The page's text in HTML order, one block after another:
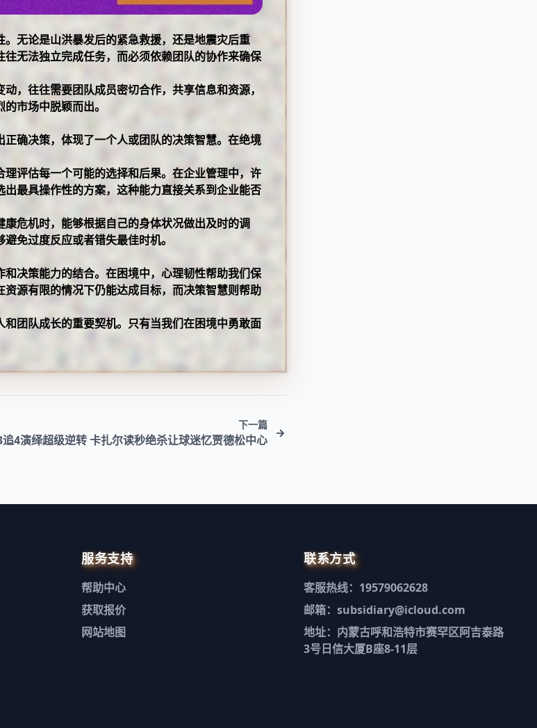
无论是山洪暴发后的紧急救援，还是地震灾后重
无法独立完成任务，而必须依赖团队的协作来确保
，往往需要团队成员密切合作，共享信息和资源，
市场中脱颖而出。
确决策，体现了一个人或团队的决策智慧。在绝境
评估每一个可能的选择和后果。在企业管理中，许
最具操作性的方案，这种能力直接关系到企业能否
危机时，能够根据自己的身体状况做出及时的调
免过度反应或者错失最佳时机。
决策能力的结合。在困境中，心理韧性帮助我们保
源有限的情况下仍能达成目标，而决策智慧则帮助
团队成长的重要契机。只有当我们在困境中勇敢面
下一篇
4演绎超级逆转 卡扎尔读秒绝杀让球迷忆贾德松中心
服务支持
帮助中心
获取报价
网站地图
联系方式
客服热线：19579062628
邮箱：subsidiary@icloud.com
地址：内蒙古呼和浩特市赛罕区阿吉泰路
3号日信大厦B座8-11层